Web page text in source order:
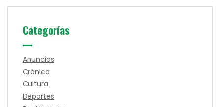
Categorías
Anuncios
Crónica
Cultura
Deportes